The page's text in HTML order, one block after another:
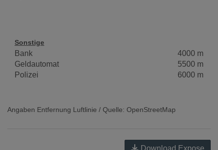
Sonstige
Bank
4000 m
Geldautomat
5500 m
Polizei
6000 m
Angaben Entfernung Luftlinie / Quelle: OpenStreetMap
Download Expose